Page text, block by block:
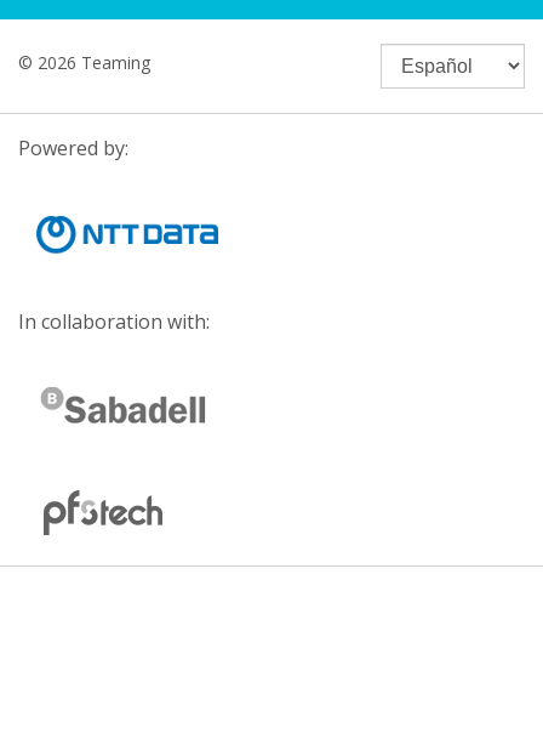
© 2026 Teaming
Powered by:
In collaboration with: